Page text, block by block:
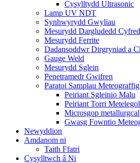
Cysylltydd Ultrasonic
Lamp UV NDT
Synhwyrydd Gwyliau
Mesurydd Dargludedd
Mesurydd Ferrite
Dadansoddwr Dirgryniad a
Gauge Weld
Mesurydd Sglein
Penetramedr Gwifren
Paratoi Samplau Meteograffig
Peiriant Sgleinio Malu
Peiriant Torri Metelegol
Microsgop metallurgcal
Gwasg Fowntio
Newyddion
Amdanom ni
Taith Ffatri
Cysylltwch â Ni